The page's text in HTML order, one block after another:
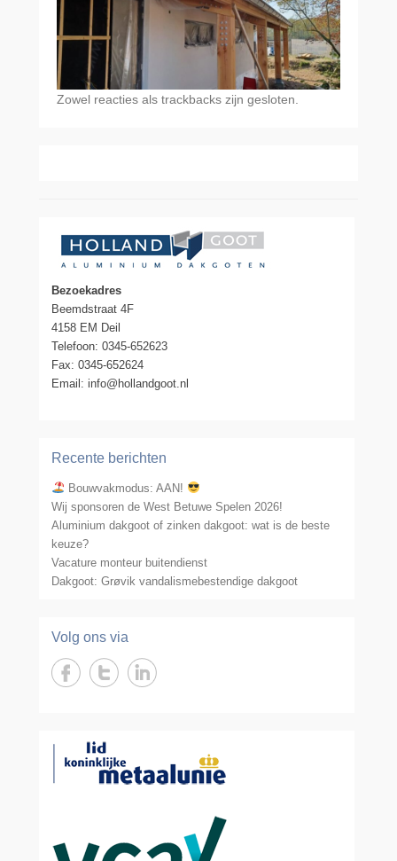
Zowel reacties als trackbacks zijn gesloten.
Bezoekadres
Beemdstraat 4F
4158 EM Deil
Telefoon: 0345-652623
Fax: 0345-652624
Email: info@hollandgoot.nl
Recente berichten
Bouwvakmodus: AAN!
Wij sponsoren de West Betuwe Spelen 2026!
Aluminium dakgoot of zinken dakgoot: wat is de beste
keuze?
Vacature monteur buitendienst
Dakgoot: Grøvik vandalismebestendige dakgoot
Volg ons via